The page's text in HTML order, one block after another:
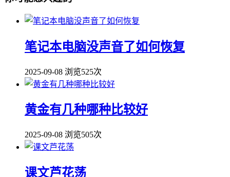
笔记本电脑没声音了如何恢复
2025-09-08 浏览525次
黄金有几种哪种比较好
2025-09-08 浏览505次
课文芦花荡